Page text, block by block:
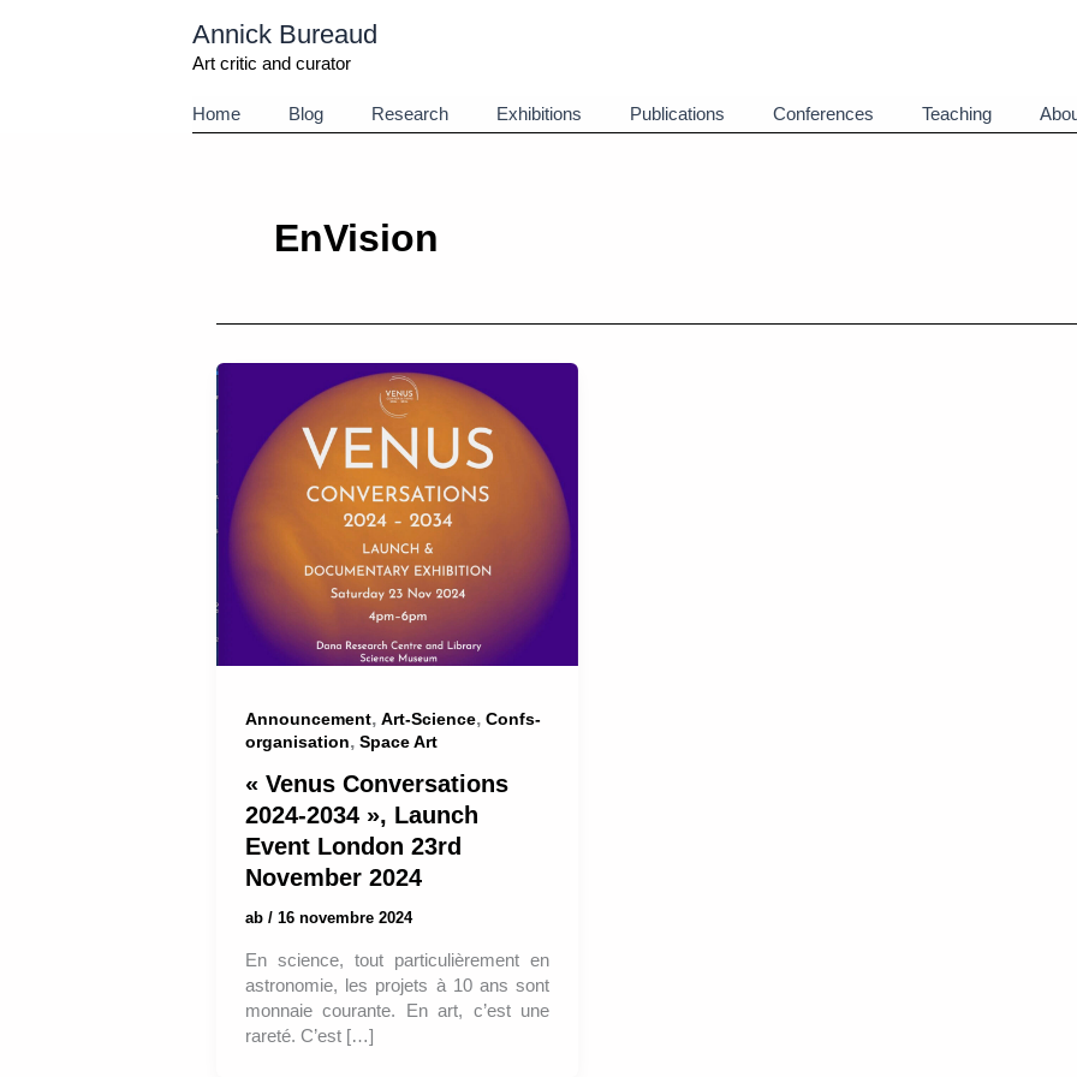
Annick Bureaud
Art critic and curator
Home Blog Research Exhibitions Publications Conferences Teaching
EnVision
Announcement, Art-Science, Confs-
organisation, Space Art
« Venus Conversations
2024-2034 », Launch
Event London 23rd
November 2024
ab / 16 novembre 2024
En science, tout particulièrement en
astronomie, les projets à 10 ans sont
monnaie courante. En art, c’est une
rareté. C’est […]